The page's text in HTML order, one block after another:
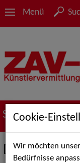
Menü
Suche nach
Denise Teise
Cookie-
Wir möchten
Bedürfnisse